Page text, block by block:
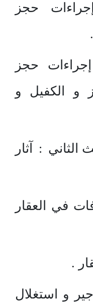
حجز
حجز
و الكفيل و
الثاني : آثار
في العقار
.
و استغلال